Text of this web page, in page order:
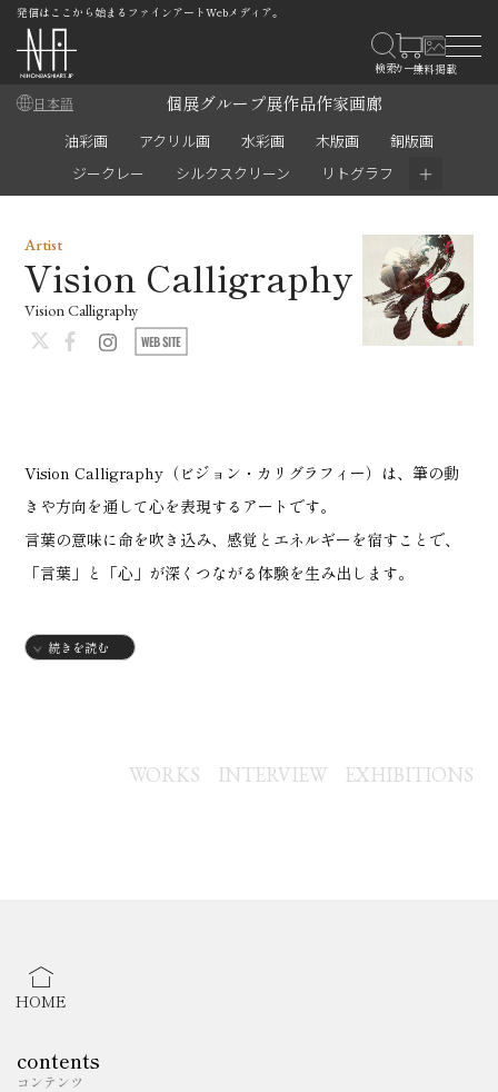
発信はここから始まるファインアートWebメディア。
日本語 個展グループ展作品作家画廊
油彩画 アクリル画 水彩画 木版画
銅版画
ジークレー
シルクスクリーン リトグラフ ＋
Vision Calligraphy（ビジョン・カリグラフィー）は、筆の動
きや方向を通して心を表現するアートです。
言葉の意味に命を吹き込み、感覚とエネルギーを宿すことで、
「言葉」と「心」が深くつながる体験を生み出します。
私は、遊び心、知的好奇心、文化への探求、インスピレーショ
身で受けとめることで、言葉は本当の意味で「生きたもの」と
けることを願っています。
ィール文、展示会の案内文などにもアレンジできます。お気軽
続きを読む
Artist
Vision Calligraphy
Vision Calligraphy
WORKS INTERVIEW EXHIBITIONS
HOME
contents
コンテンツ